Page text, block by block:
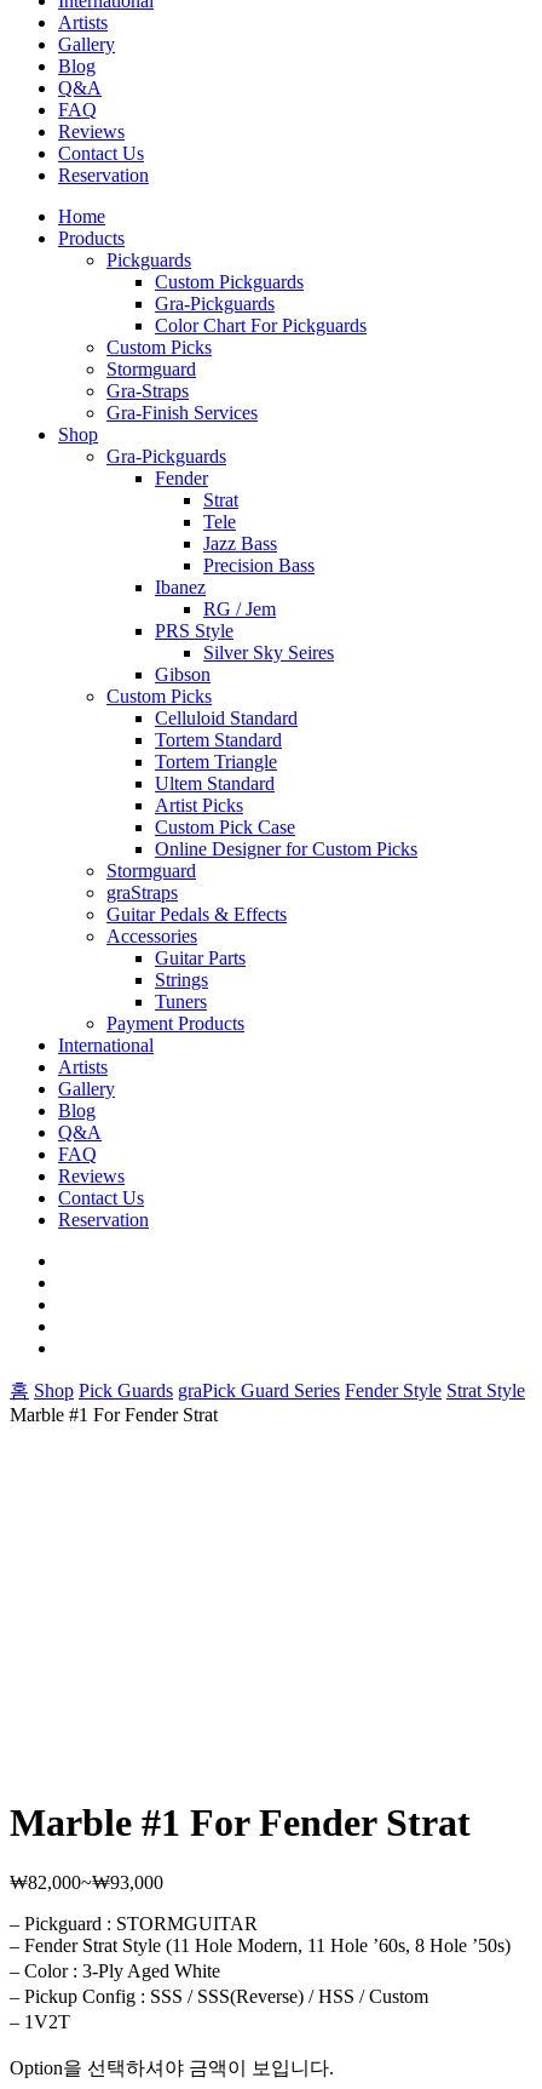
Artists
Gallery
Blog
Q&A
FAQ
Reviews
Contact Us
Reservation
Home
Products
Pickguards
Custom Pickguards
Gra-Pickguards
Color Chart For Pickguards
Custom Picks
Stormguard
Gra-Straps
Gra-Finish Services
Shop
Gra-Pickguards
Fender
Strat
Tele
Jazz Bass
Precision Bass
Ibanez
RG / Jem
PRS Style
Silver Sky Seires
Gibson
Custom Picks
Celluloid Standard
Tortem Standard
Tortem Triangle
Ultem Standard
Artist Picks
Custom Pick Case
Online Designer for Custom Picks
Stormguard
graStraps
Guitar Pedals & Effects
Accessories
Guitar Parts
Strings
Tuners
Payment Products
International
Artists
Gallery
Blog
Q&A
FAQ
Reviews
Contact Us
Reservation
홈 Shop Pick Guards graPick Guard Series Fender Style Strat Style
Marble #1 For Fender Strat
Marble #1 For Fender Strat
₩82,000~₩93,000가
범
위:
₩82,000~₩93,000
– Pickguard : STORMGUITAR
– Fender Strat Style (11 Hole Modern, 11 Hole ’60s, 8 Hole ’50s)
– Color : 3-Ply Aged White
– Pickup Config : SSS / SSS(Reverse) / HSS / Custom
– 1V2T
Option을 선택하셔야 금액이 보입니다.